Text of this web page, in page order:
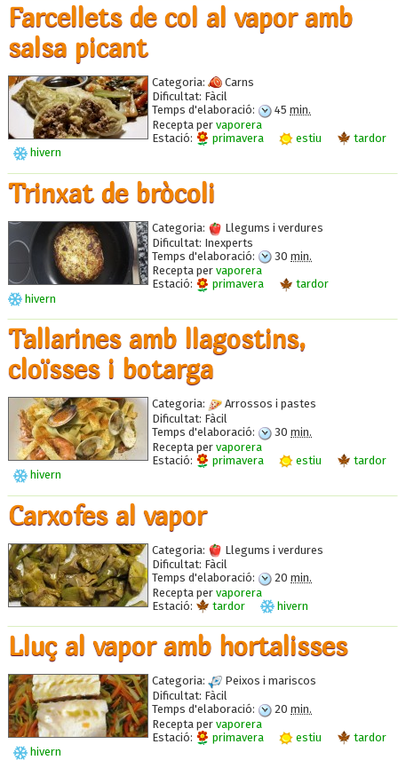
Farcellets de col al vapor amb
salsa picant
Categoria:
Carns
Dificultat: Fàcil
Temps d'elaboració:
45 min.
Recepta per vaporera
Estació:
primavera estiu
tardor
hivern
Trinxat de bròcoli
Categoria:
Llegums i verdures
Dificultat: Inexperts
Temps d'elaboració:
30 min.
Recepta per vaporera
Estació:
primavera
tardor
hivern
Tallarines amb llagostins,
cloïsses i botarga
Categoria:
Arrossos i pastes
Dificultat: Fàcil
Temps d'elaboració:
30 min.
Recepta per vaporera
Estació:
primavera estiu
tardor
hivern
Carxofes al vapor
Categoria:
Llegums i verdures
Dificultat: Fàcil
Temps d'elaboració:
20 min.
Recepta per vaporera
Estació:
tardor hivern
Lluç al vapor amb hortalisses
Categoria:
Peixos i mariscos
Dificultat: Fàcil
Temps d'elaboració:
20 min.
Recepta per vaporera
Estació:
primavera estiu
tardor
hivern